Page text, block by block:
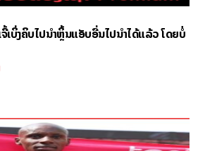
ເບິ່ງຄິບໄປນຳຫຼິ້ນແອັບອື່ນໄປນຳໄດ້ແລ້ວ ໂດຍບໍ່